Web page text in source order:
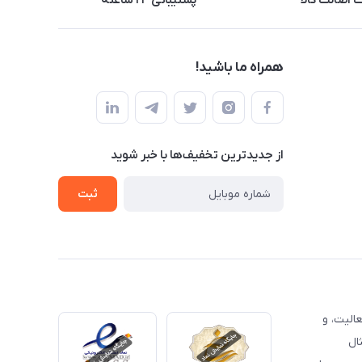
همراه ما باشید!
از جدید‌ترین تخفیف‌ها با‌ خبر شوید
ثبت
و